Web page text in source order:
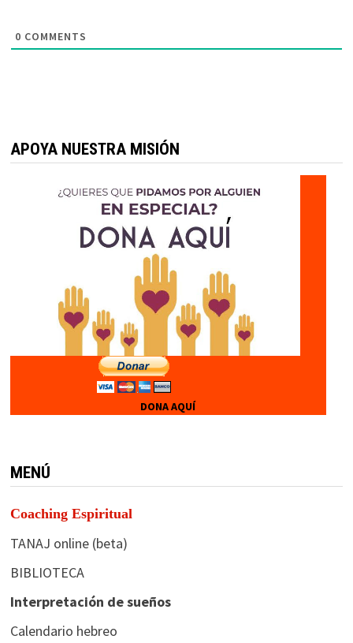
0 COMMENTS
APOYA NUESTRA MISIÓN
DONA AQUÍ
MENÚ
Coaching Espiritual
TANAJ online (beta)
BIBLIOTECA
Interpretación de sueños
Calendario hebreo